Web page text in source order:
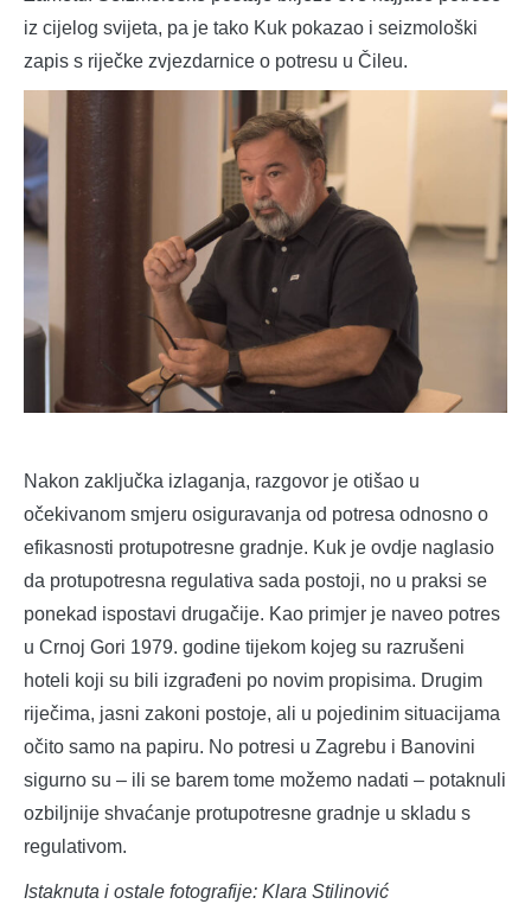
iz cijelog svijeta, pa je tako Kuk pokazao i seizmološki
zapis s riječke zvjezdarnice o potresu u Čileu.
Nakon zaključka izlaganja, razgovor je otišao u
očekivanom smjeru osiguravanja od potresa odnosno o
efikasnosti protupotresne gradnje. Kuk je ovdje naglasio
da protupotresna regulativa sada postoji, no u praksi se
ponekad ispostavi drugačije. Kao primjer je naveo potres
u Crnoj Gori 1979. godine tijekom kojeg su razrušeni
hoteli koji su bili izgrađeni po novim propisima. Drugim
riječima, jasni zakoni postoje, ali u pojedinim situacijama
očito samo na papiru. No potresi u Zagrebu i Banovini
sigurno su – ili se barem tome možemo nadati – potaknuli
ozbiljnije shvaćanje protupotresne gradnje u skladu s
regulativom.
Istaknuta i ostale fotografije: Klara Stilinović